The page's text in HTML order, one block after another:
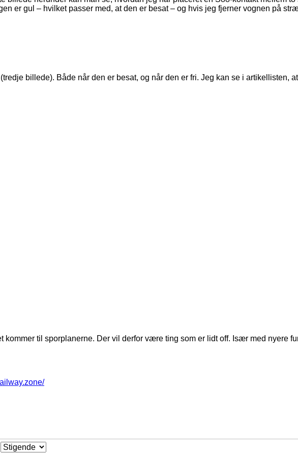
er gul – hvilket passer med, at den er besat – og hvis jeg fjerner vognen på
billede). Både når den er besat, og når den er fri. Jeg kan se i artikellisten,
til sporplanerne. Der vil derfor være ting som er lidt off. Især med nyere